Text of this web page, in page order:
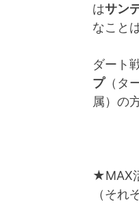
はサン
なこと
ダート
プ（タ
属）の
★MAX
（それ